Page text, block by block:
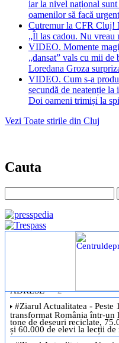
iar la nivel național
oamenilor să facă urgent
Cutremur la CFR Cluj!
„Îl las cadou. Nu vreau
VIDEO. Momente
„dansat” vals cu mii
Loredana Groza
VIDEO. Cum s-a
secundă de neatenție
Doi oameni trimiși la
Vezi Toate stirile din Cluj
Cauta